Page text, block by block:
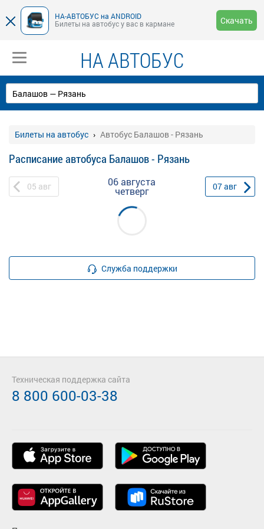
НА-АВТОБУС на ANDROID
Билеты на автобус у вас в кармане
Скачать
НА АВТОБУС
Билеты на автобус Автобус Балашов - Рязань
Расписание автобуса Балашов - Рязань
05 авг 06 августа
четверг 07авг
Служба поддержки
Техническая поддержка сайта
8 800 600-03-38